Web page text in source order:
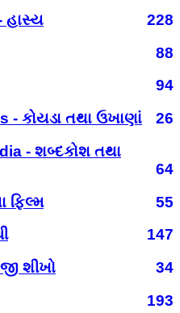
હાસ્ય
228
88
94
- કોયડા તથા ઉખાણાં
26
- શબ્દકોશ તથા
64
ફિલ્મ
55
147
શીખો
34
193